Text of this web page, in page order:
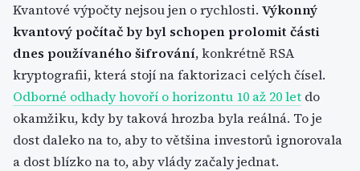
Kvantové výpočty nejsou jen o rychlosti. Výkonný
kvantový počítač by byl schopen prolomit části
dnes používaného šifrování, konkrétně RSA
kryptografii, která stojí na faktorizaci celých čísel.
Odborné odhady hovoří o horizontu 10 až 20 let do
okamžiku, kdy by taková hrozba byla reálná. To je
dost daleko na to, aby to většina investorů ignorovala
a dost blízko na to, aby vlády začaly jednat.